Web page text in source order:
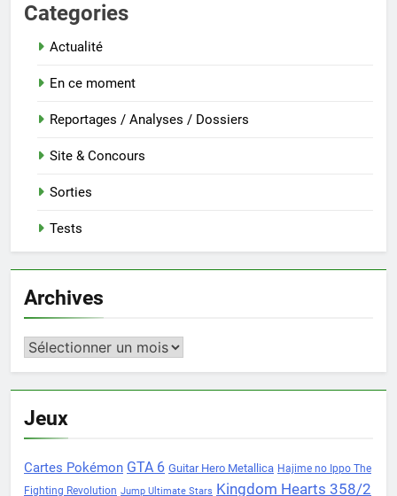
Categories
Actualité
En ce moment
Reportages / Analyses / Dossiers
Site & Concours
Sorties
Tests
Archives
Archives
Jeux
Cartes Pokémon GTA 6 Guitar Hero Metallica Hajime no Ippo The
Fighting Revolution Jump Ultimate Stars Kingdom Hearts 358/2